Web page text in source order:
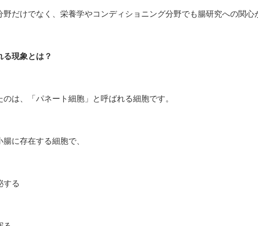
だけでなく、栄養学やコンディショニング分野でも腸研究への関心
る現象とは？
は、「パネート細胞」と呼ばれる細胞です。
に存在する細胞で、
する